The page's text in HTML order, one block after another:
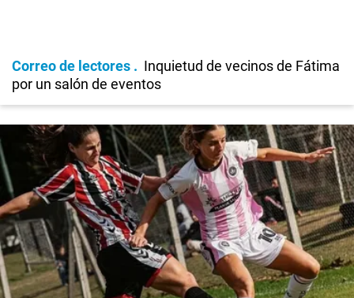
Correo de lectores
Inquietud de vecinos de Fátima
por un salón de eventos